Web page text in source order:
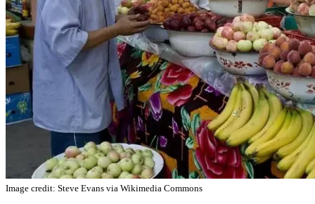
Image credit: Steve Evans via Wikimedia Commons